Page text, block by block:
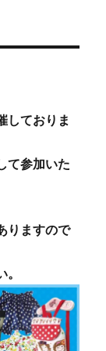
しておりま
て参加いた
りますので